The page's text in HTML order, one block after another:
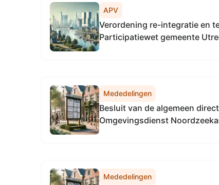
APV
Verordening re-integratie en
Participatiewet gemeente
Mededelingen
Besluit van de algemeen
Omgevingsdienst
Mededelingen